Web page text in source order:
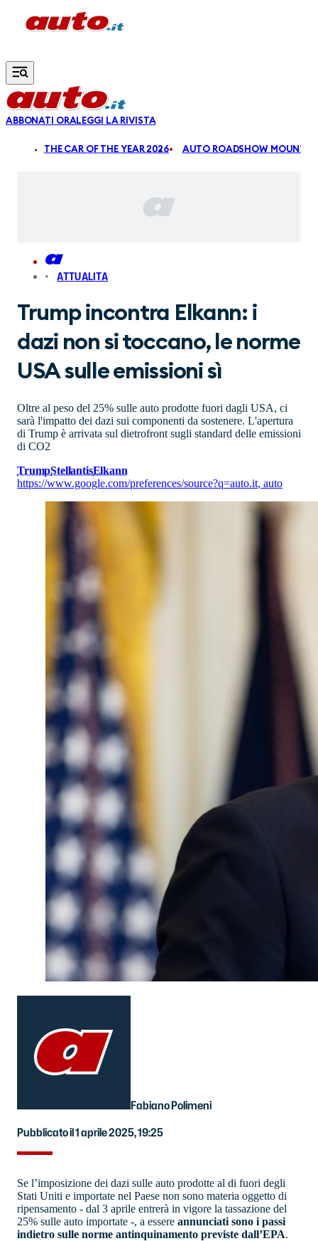
Vai al contenuto principale
ABBONATI ORALEGGI LA RIVISTA
THE CAR OF THE YEAR 2026 AUTO ROADSHOW
ATTUALITA
Trump incontra Elkann: i
dazi non si toccano, le norme
USA sulle emissioni sì
Oltre al peso del 25% sulle auto prodotte fuori dagli USA, ci
sarà l'impatto dei dazi sui componenti da sostenere. L'apertura
di Trump è arrivata sul dietrofront sugli standard delle emissioni
di CO2
TrumpStellantisElkann
https://www.google.com/preferences/source?q=auto.it, auto
Fabiano Polimeni
Pubblicato il 1 aprile 2025, 19:25
Se l’imposizione dei dazi sulle auto prodotte al di fuori degli
Stati Uniti e importate nel Paese non sono materia oggetto di
ripensamento - dal 3 aprile entrerà in vigore la tassazione del
25% sulle auto importate -, a essere annunciati sono i passi
indietro sulle norme antinquinamento previste dall’EPA.